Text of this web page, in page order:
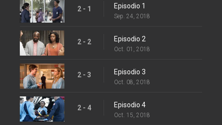
2 - 1 Episodio 1
Sep. 24, 2018
2 - 2 Episodio 2
Oct. 01, 2018
2 - 3 Episodio 3
Oct. 08, 2018
2 - 4 Episodio 4
Oct. 15, 2018